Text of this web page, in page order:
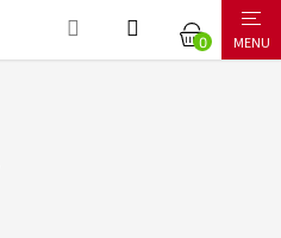
NÁKUPNÍ